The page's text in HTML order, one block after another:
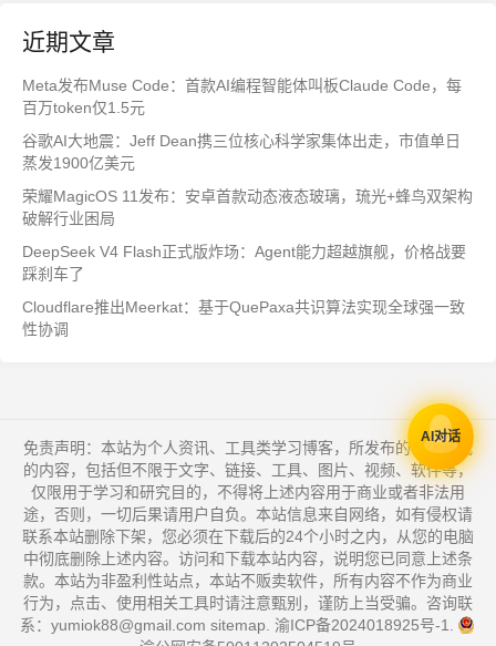
近期文章
Meta发布Muse Code：首款AI编程智能体叫板Claude Code，每
百万token仅1.5元
谷歌AI大地震：Jeff Dean携三位核心科学家集体出走，市值单日
蒸发1900亿美元
荣耀MagicOS 11发布：安卓首款动态液态玻璃，琉光+蜂鸟双架构
破解行业困局
DeepSeek V4 Flash正式版炸场：Agent能力超越旗舰，价格战要
踩刹车了
Cloudflare推出Meerkat：基于QuePaxa共识算法实现全球强一致
性协调
免责声明：本站为个人资讯、工具类学习博客，所发布的一切形式
的内容，包括但不限于文字、链接、工具、图片、视频、软件等，
仅限用于学习和研究目的，不得将上述内容用于商业或者非法用
途，否则，一切后果请用户自负。本站信息来自网络，如有侵权请
联系本站删除下架，您必须在下载后的24个小时之内，从您的电脑
中彻底删除上述内容。访问和下载本站内容，说明您已同意上述条
款。本站为非盈利性站点，本站不贩卖软件，所有内容不作为商业
行为，点击、使用相关工具时请注意甄别，谨防上当受骗。咨询联
系：yumiok88@gmail.com sitemap 渝ICP备2024018925号-1
AI对话